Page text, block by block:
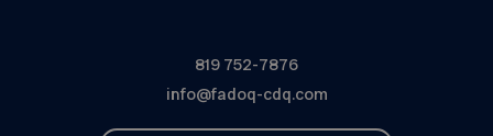
819 752-7876
info@fadoq-cdq.com